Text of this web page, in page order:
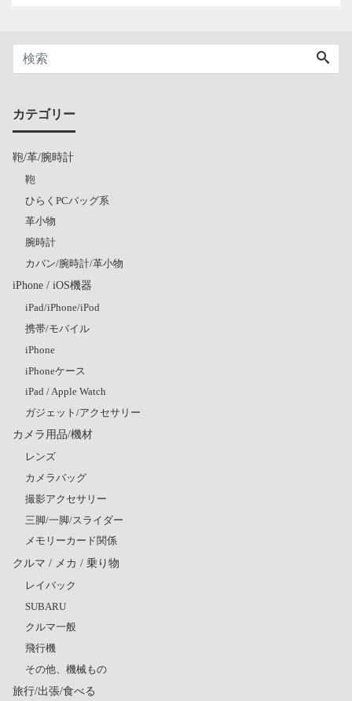
カテゴリー
鞄/革/腕時計
鞄
ひらくPCバッグ系
革小物
腕時計
カバン/腕時計/革小物
iPhone / iOS機器
iPad/iPhone/iPod
携帯/モバイル
iPhone
iPhoneケース
iPad / Apple Watch
ガジェット/アクセサリー
カメラ用品/機材
レンズ
カメラバッグ
撮影アクセサリー
三脚/一脚/スライダー
メモリーカード関係
クルマ / メカ / 乗り物
レイバック
SUBARU
クルマ一般
飛行機
その他、機械もの
旅行/出張/食べる